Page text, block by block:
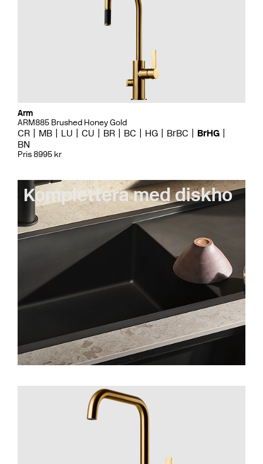
Arm
ARM885 Brushed Honey Gold
CR MB LU CU BR BC HG BrBC
BrHG
BN
Pris 8995 kr
Komplettera med diskho